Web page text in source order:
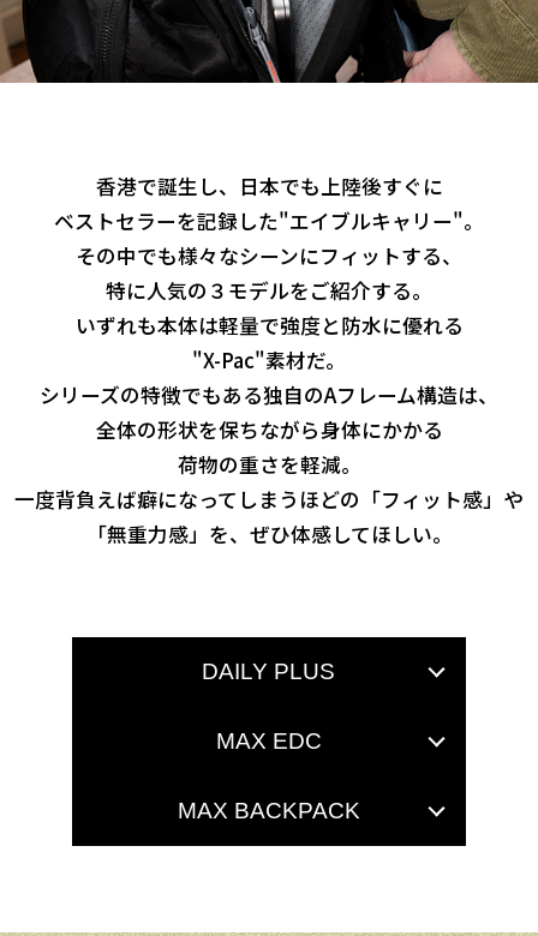
香港で誕生し、日本でも上陸後すぐに
ベストセラーを記録した"エイブルキャリー"。
その中でも様々なシーンにフィットする、
特に人気の３モデルをご紹介する。
いずれも本体は軽量で強度と防水に優れる
"X-Pac"素材だ。
シリーズの特徴でもある独自のAフレーム構造は、
全体の形状を保ちながら身体にかかる
荷物の重さを軽減。
一度背負えば癖になってしまうほどの「フィット感」や
「無重力感」を、ぜひ体感してほしい。
DAILY PLUS
MAX EDC
MAX BACKPACK